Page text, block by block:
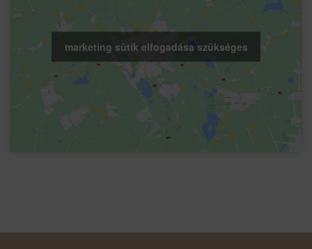
marketing sütik elfogadása szükséges